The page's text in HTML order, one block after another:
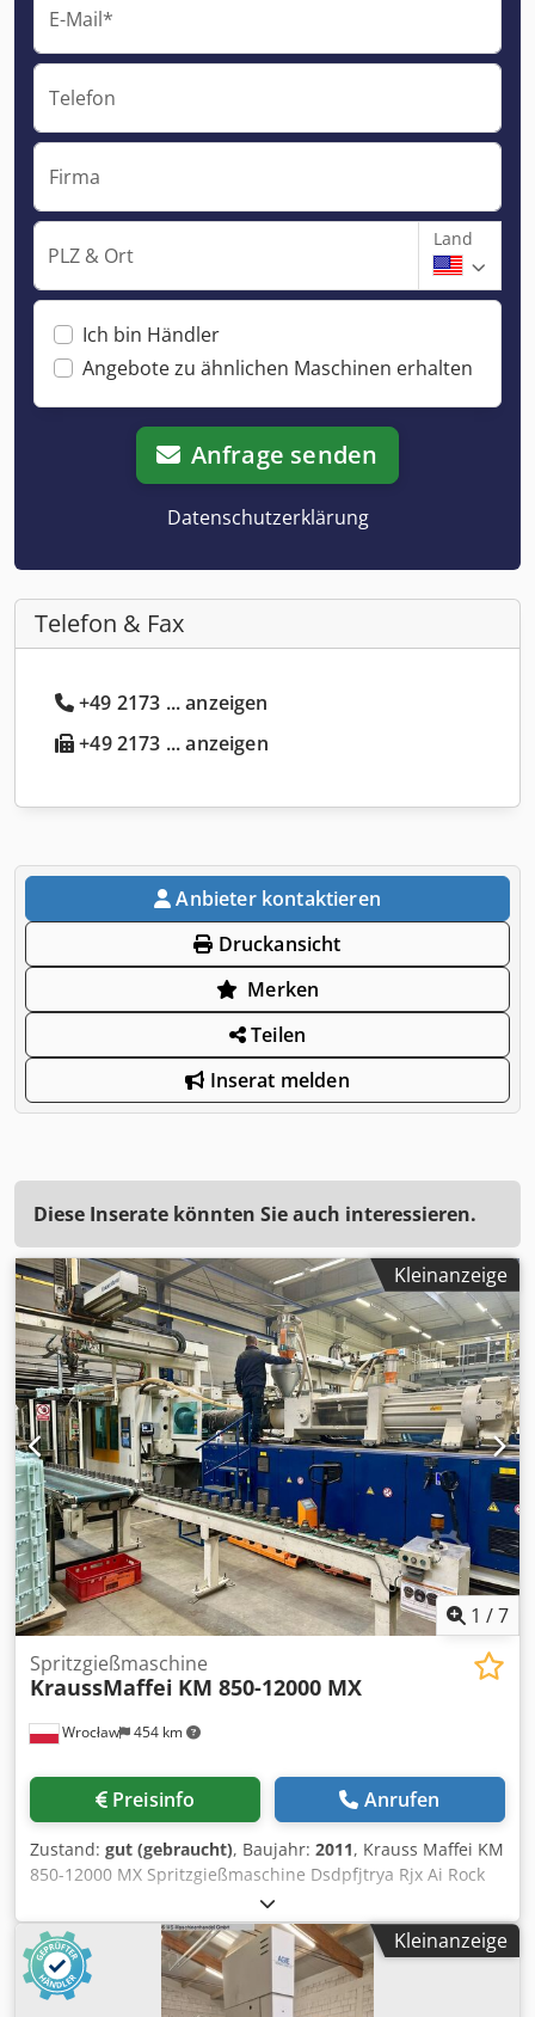
E-Mail*
Telefon
Firma
PLZ & Ort
Land
Ich bin Händler
Angebote zu ähnlichen Maschinen erhalten
Anfrage senden
Datenschutzerklärung
Telefon & Fax
+49 2173 ... anzeigen
+49 2173 ... anzeigen
Anbieter kontaktieren
Druckansicht
Merken
Teilen
Inserat melden
Diese Inserate könnten Sie auch interessieren.
Kleinanzeige
1 /7
Wrocław 454 km
Spritzgießmaschine
KraussMaffei KM 850-12000 MX
Preisinfo Anrufen
Zustand: gut (gebraucht), Baujahr: 2011, Krauss Maffei KM
850-12000 MX Spritzgießmaschine Dsdpfjtrya Rjx Ai Rock
Mit Krauss Maffei Roboter Herstellungsjahr - 2011
Hydraulisch-mechanisches Zweiplatten-Schließsystem mit
4 Druckkissen und 4 Schließeinheiten an der beweglichen
Platte. PV - Steuerung der Spritzeinheit. MC 5 Steuerung
mit Farbmonitor, integriertem Bedienfeld und USB-
Kleinanzeige